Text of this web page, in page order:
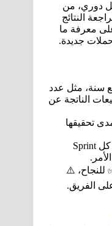
دوري، من
النتائج
معرفة ما
جديدة.
سنة، مثل عدد
الناتجة عن
تحقيقها
ضع ملاحظات مباشرة بعد انتهاء كل Sprint
للنجاح، ⚠️
الفريق.